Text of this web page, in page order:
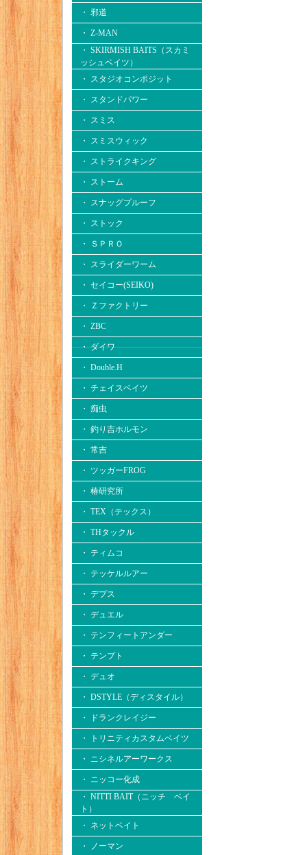
・ 邪道
・ Z-MAN
・ SKIRMISH BAITS（スカミ
ッシュベイツ）
・ スタジオコンポジット
・ スタンドパワー
・ スミス
・ スミスウィック
・ ストライクキング
・ ストーム
・ スナッグプルーフ
・ ストック
・ ＳＰＲＯ
・ スライダーワーム
・ セイコー(SEIKO)
・ Ｚファクトリー
・ ZBC
・ ダイワ
・ Double.H
・ チェイスベイツ
・ 痴虫
・ 釣り吉ホルモン
・ 常吉
・ ツッガーFROG
・ 椿研究所
・ TEX（テックス）
・ THタックル
・ ティムコ
・ テッケルルアー
・ デプス
・ デュエル
・ テンフィートアンダー
・ テンプト
・ デュオ
・ DSTYLE（ディスタイル）
・ ドランクレイジー
・ トリニティカスタムベイツ
・ ニシネルアーワークス
・ ニッコー化成
・ NITTI BAIT（ニッチ ベイ
ト）
・ ネットベイト
・ ノーマン